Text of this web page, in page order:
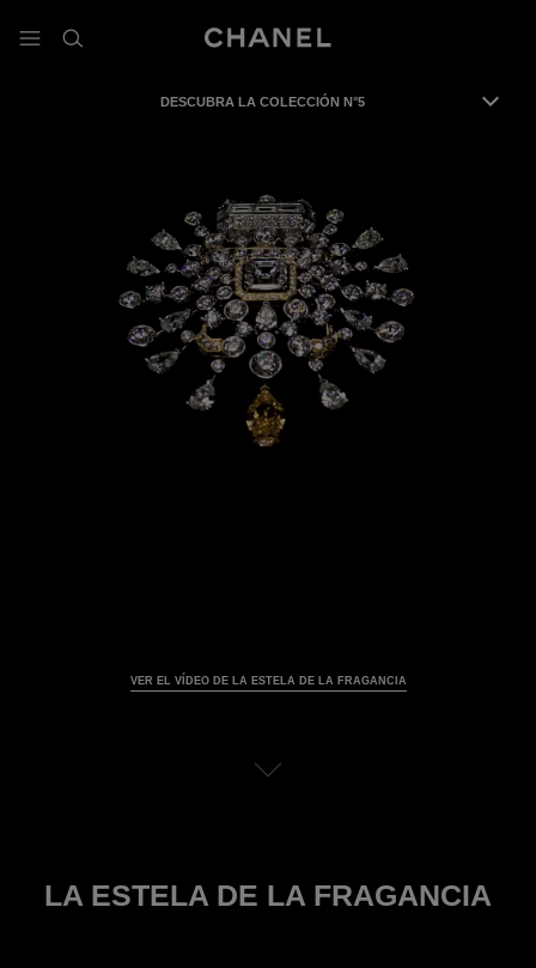
- navegación principal
buscar
DESCUBRA LA COLECCIÓN N°5
VER EL VÍDEO DE LA ESTELA DE LA FRAGANCIA
LA ESTELA DE LA FRAGANCIA